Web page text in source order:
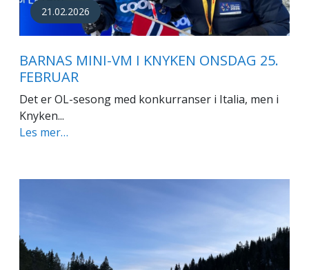
21.02.2026
BARNAS MINI-VM I KNYKEN ONSDAG 25.
FEBRUAR
Det er OL-sesong med konkurranser i Italia, men i
Knyken...
Les mer…